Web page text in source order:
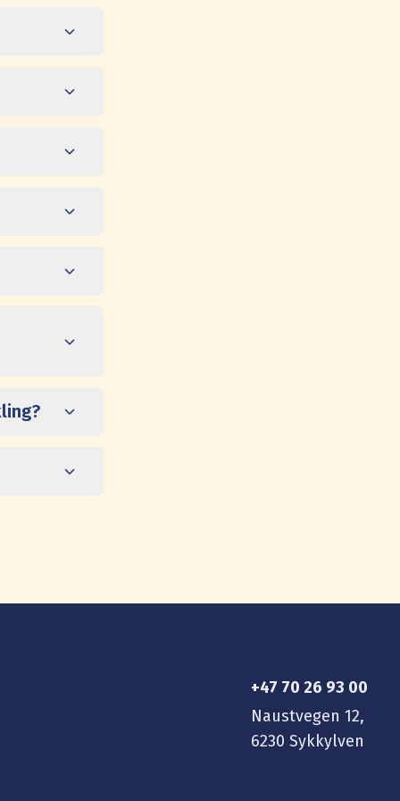
+47 70 26 93 00
Naustvegen 12,
6230 Sykkylven